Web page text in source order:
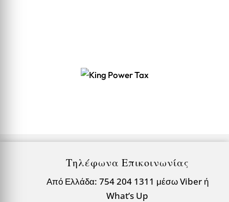
Τηλέφωνα Επικοινωνίας
Από Ελλάδα: 754 204 1311 μέσω Viber ή
What’s Up